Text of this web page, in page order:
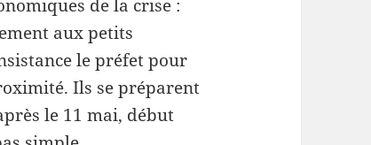
de la crise :
aux petits
le préfet pour
Ils se préparent
le 11 mai, début